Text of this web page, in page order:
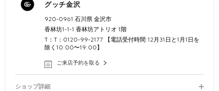
グッチ金沢
920-0961 石川県 金沢市
香林坊1-1-1 香林坊アトリオ 1階
T：T：0120-99-2177 【電話受付時間:12月31日と1月1日を
除く10:00〜19:00】
ご来店予約を取る
ショップ詳細